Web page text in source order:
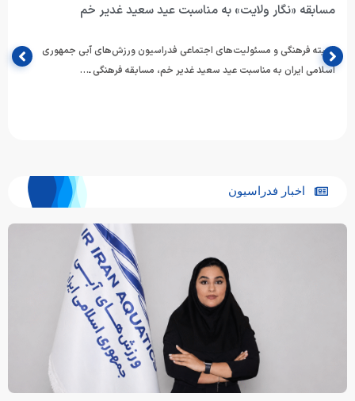
مسابقه «نگار ولایت» به مناسبت عید سعید غدیر خم
کمیته فرهنگی و مسئولیت‌های اجتماعی فدراسیون ورزش‌های آبی جمهوری
اسلامی ایران به مناسبت عید سعید غدیر خم، مسابقه فرهنگی ـ…
اخبار فدراسیون